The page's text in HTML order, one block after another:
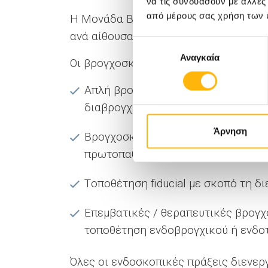
από μέρους σας χρήση των
Επιλογή
συγκατάθεσηςΑναγκαία
Άρνηση
Η Μονάδα Βρογχοσκοπήσεων
ανά αίθουσα, καλύπτοντας όλα τα
Οι βρογχοσκοπήσεις
Απλή βρογχοσκόπηση για
διαβρογχικών), λήψη
Βρογχοσκόπηση με ενδοβρογχικό
πρωτοπαθούς βλάβης.
Tοποθέτηση fiducial με σκοπό τη
Επεμβατικές / θεραπευτικές
τοποθέτηση ενδοβρογχικού ή
Όλες οι ενδοσκοπικές πράξεις